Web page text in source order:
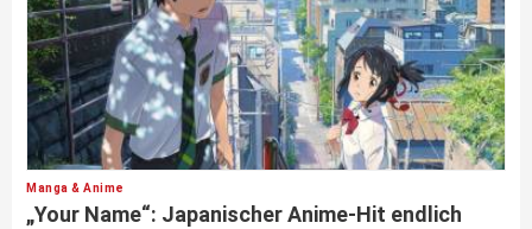
Manga & Anime
„Your Name“: Japanischer Anime-Hit endlich